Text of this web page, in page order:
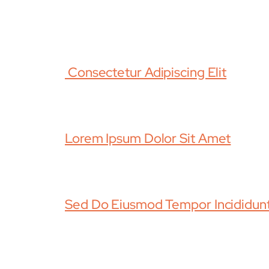
Consectetur Adipiscing Elit
Lorem Ipsum Dolor Sit Amet
Sed Do Eiusmod Tempor